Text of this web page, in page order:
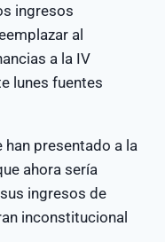
ingresos
al
a la IV
lunes fuentes
presentado a la
ahora sería
ingresos de
inconstitucional